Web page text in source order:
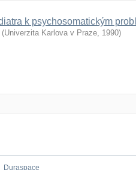
k psychosomatickým
(Univerzita Karlova v Praze, 1990)
Duraspace